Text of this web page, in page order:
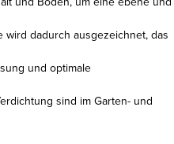
dadurch ausgezeichnet, das
und optimale
sind im Garten- und